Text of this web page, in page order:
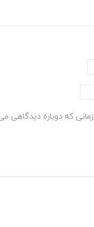
که دوباره دیدگاهی